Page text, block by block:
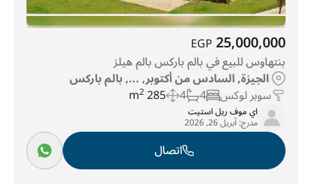
25,000,000
EGP
بنتهاوس للبيع في بالم باركس بالم هيلز
الجيزة, السادس من أكتوبر, ..., بالم باركس
سوبر لوكس 4
4
285 m
2
اي موف ريل استيت
مدرج:أبريل 26, 2026
اتصال